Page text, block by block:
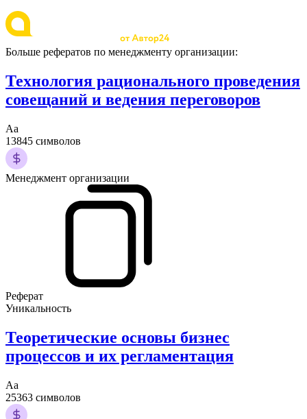
Больше рефератов по менеджменту организации:
Технология рационального проведения
совещаний и ведения переговоров
Аа
13845 символов
Менеджмент организации
Реферат
Уникальность
Теоретические основы бизнес
процессов и их регламентация
Аа
25363 символов